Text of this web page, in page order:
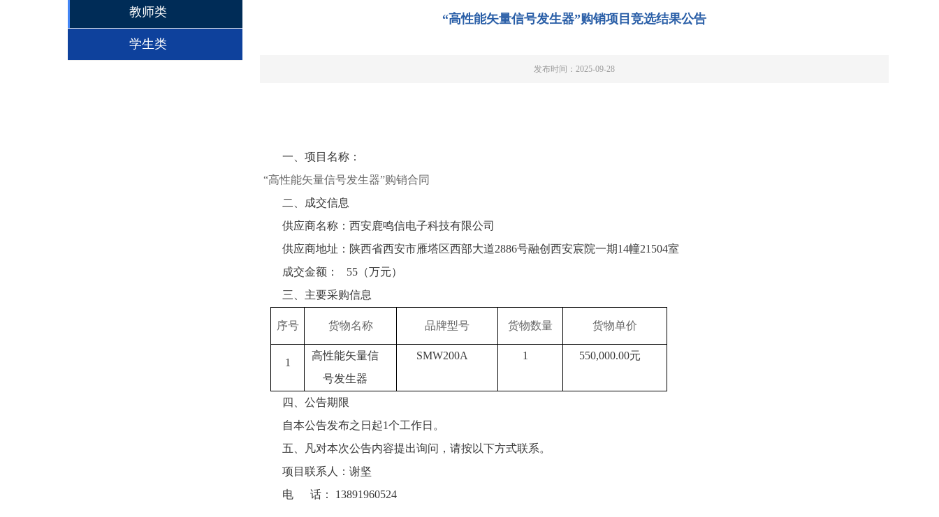
教师类
学生类
“高性能矢量信号发生器”购销项目竞选结果公告
发布时间：2025-09-28
一、项目名称：
“高性能矢量信号发生器”购销合同
二、成交信息
供应商名称：西安鹿鸣信电子科技有限公司
供应商地址：陕西省西安市雁塔区西部大道2886号融创西安宸院一期14幢21504室
成交金额：
55（万元）
三、主要采购信息
序号 货物名称 品牌型号 货物数量 货物单价
1
高性能矢量信
号发生器
SMW200A 1 550,000.00元
四、公告期限
自本公告发布之日起1个工作日。
五、凡对本次公告内容提出询问，请按以下方式联系。
项目联系人：谢坚
电
话： 13891960524